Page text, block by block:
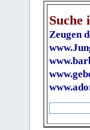
Suche
Zeugen